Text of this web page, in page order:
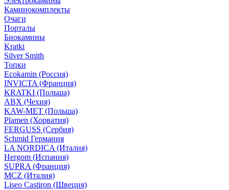
Каминокомплекты
Очаги
Порталы
Биокамины
Kratki
Silver Smith
Топки
Ecokamin (Россия)
INVICTA (Франция)
KRATKI (Польша)
ABX (Чехия)
KAW-MET (Польша)
Plamen (Хорватия)
FERGUSS (Сербия)
Schmid Германия
LA NORDICA (Италия)
Hergom (Испания)
SUPRA (Франция)
MCZ (Италия)
Liseo Castiron (Швеция)